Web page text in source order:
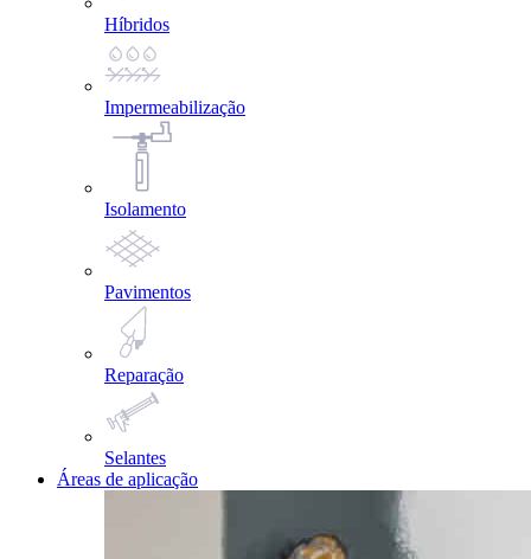
Híbridos
Impermeabilização
Isolamento
Pavimentos
Reparação
Selantes
Áreas de aplicação